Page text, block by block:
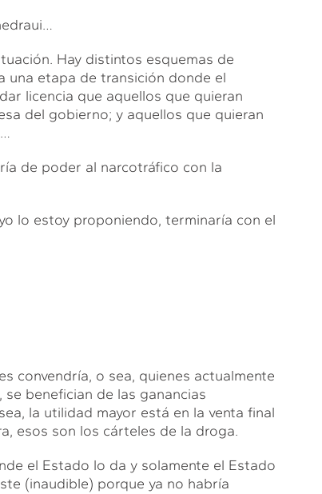
Hay distintos esquemas de
una etapa de transición donde el
licencia que aquellos que quieran
del gobierno; y aquellos que quieran
de poder al narcotráfico con la
lo estoy proponiendo, terminaría con el
convendría, o sea, quienes actualmente
benefician de las ganancias
la utilidad mayor está en la venta final
esos son los cárteles de la droga.
el Estado lo da y solamente el Estado
(inaudible) porque ya no habría